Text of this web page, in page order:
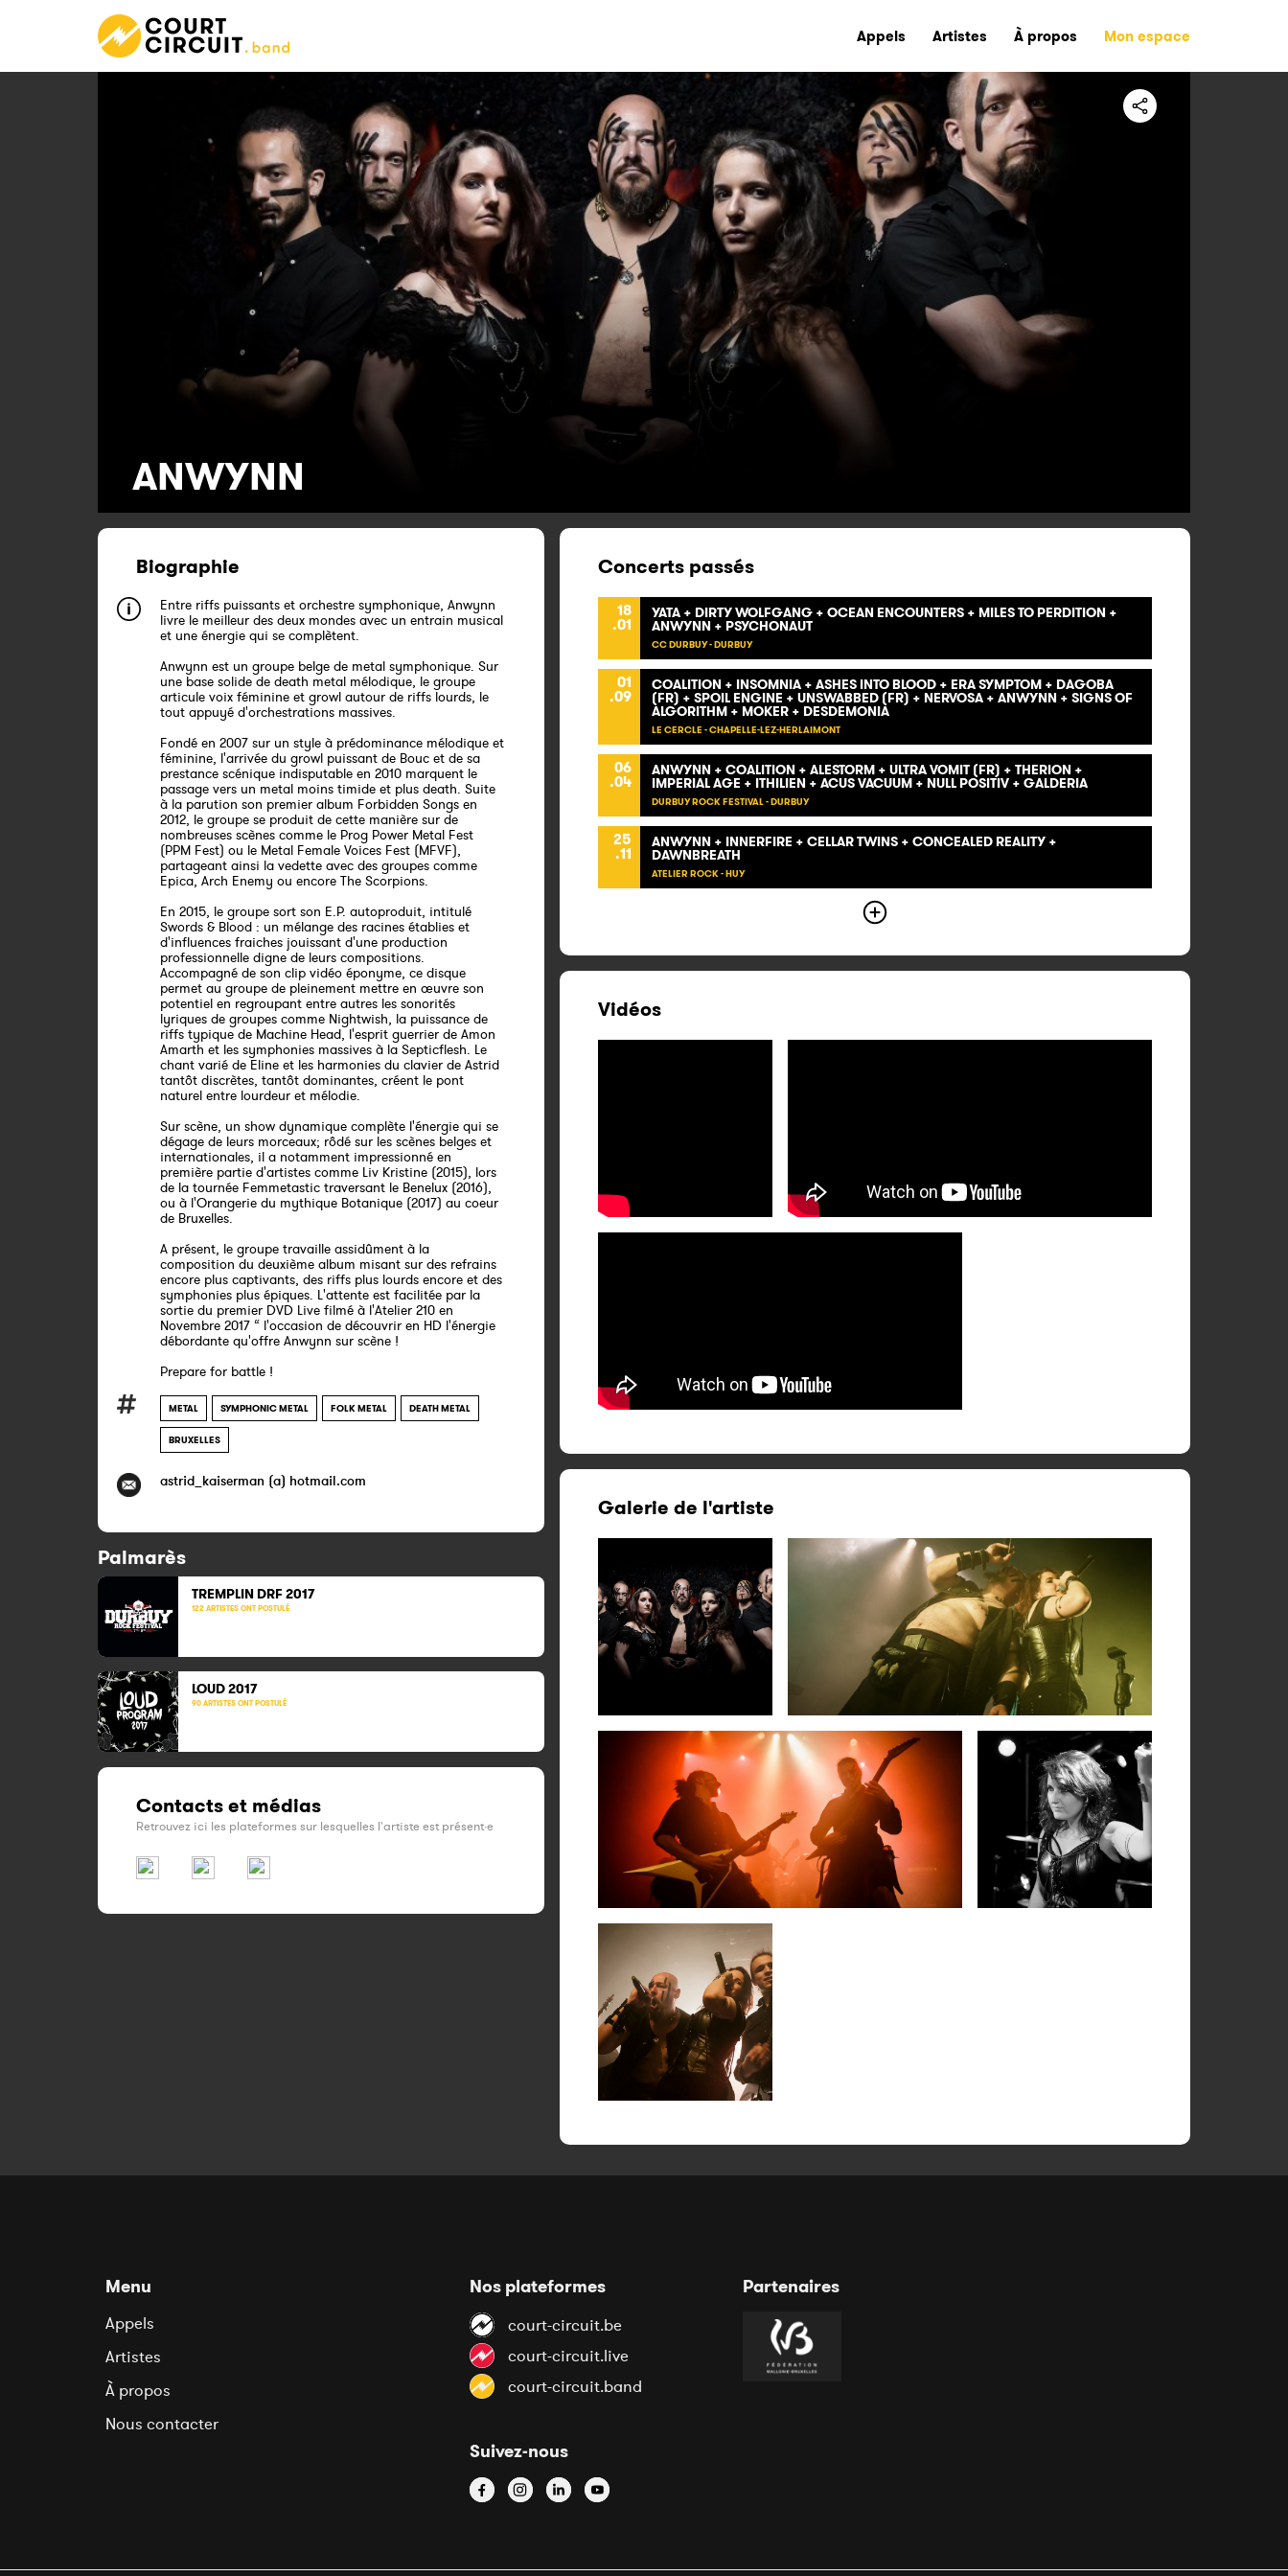
Appels Artistes À propos Mon espace
ANWYNN
Biographie
Entre riffs puissants et orchestre symphonique, Anwynn
livre le meilleur des deux mondes avec un entrain musical
et une énergie qui se complètent.
Anwynn est un groupe belge de metal symphonique. Sur
une base solide de death metal mélodique, le groupe
articule voix féminine et growl autour de riffs lourds, le
tout appuyé d'orchestrations massives.
Fondé en 2007 sur un style à prédominance mélodique et
féminine, l'arrivée du growl puissant de Bouc et de sa
prestance scénique indisputable en 2010 marquent le
passage vers un metal moins timide et plus death. Suite
à la parution son premier album Forbidden Songs en
2012, le groupe se produit de cette manière sur de
nombreuses scènes comme le Prog Power Metal Fest
(PPM Fest) ou le Metal Female Voices Fest (MFVF),
partageant ainsi la vedette avec des groupes comme
Epica, Arch Enemy ou encore The Scorpions.
En 2015, le groupe sort son E.P. autoproduit, intitulé
Swords & Blood : un mélange des racines établies et
d'influences fraiches jouissant d'une production
professionnelle digne de leurs compositions.
Accompagné de son clip vidéo éponyme, ce disque
permet au groupe de pleinement mettre en œuvre son
potentiel en regroupant entre autres les sonorités
lyriques de groupes comme Nightwish, la puissance de
riffs typique de Machine Head, l'esprit guerrier de Amon
Amarth et les symphonies massives à la Septicflesh. Le
chant varié de Eline et les harmonies du clavier de Astrid
tantôt discrètes, tantôt dominantes, créent le pont
naturel entre lourdeur et mélodie.
Sur scène, un show dynamique complète l'énergie qui se
dégage de leurs morceaux; rôdé sur les scènes belges et
internationales, il a notamment impressionné en
première partie d'artistes comme Liv Kristine (2015), lors
de la tournée Femmetastic traversant le Benelux (2016),
ou à l'Orangerie du mythique Botanique (2017) au coeur
de Bruxelles.
A présent, le groupe travaille assidûment à la
composition du deuxième album misant sur des refrains
encore plus captivants, des riffs plus lourds encore et des
symphonies plus épiques. L'attente est facilitée par la
sortie du premier DVD Live filmé à l'Atelier 210 en
Novembre 2017 “ l'occasion de découvrir en HD l'énergie
débordante qu'offre Anwynn sur scène !
Prepare for battle !
METAL SYMPHONIC METAL FOLK METAL DEATH METAL
BRUXELLES
astrid_kaiserman (a) hotmail.com
Palmarès
TREMPLIN DRF 2017
122 ARTISTES ONT POSTULÉ
LOUD2017
90 ARTISTES ONT POSTULÉ
Contacts et médias
Retrouvez ici les plateformes sur lesquelles l'artiste est présent·e
Concerts passés
18
.01
YATA + DIRTY WOLFGANG + OCEAN ENCOUNTERS + MILES TO PERDITION +
ANWYNN + PSYCHONAUT
CC DURBUY - DURBUY
01
.09
COALITION + INSOMNIA + ASHES INTO BLOOD + ERA SYMPTOM + DAGOBA
(FR) + SPOIL ENGINE + UNSWABBED (FR) + NERVOSA + ANWYNN + SIGNS OF
ALGORITHM + MOKER + DESDEMONIA
LE CERCLE - CHAPELLE-LEZ-HERLAIMONT
06
.04
ANWYNN + COALITION + ALESTORM + ULTRA VOMIT (FR) + THERION +
IMPERIAL AGE + ITHILIEN + ACUS VACUUM + NULL POSITIV + GALDERIA
DURBUY ROCK FESTIVAL - DURBUY
25
.11
ANWYNN + INNERFIRE + CELLAR TWINS + CONCEALED REALITY +
DAWNBREATH
ATELIER ROCK - HUY
Vidéos
Galerie de l'artiste
Menu
Appels
Artistes
À propos
Nous contacter
Nos plateformes
court-circuit.be
court-circuit.live
court-circuit.band
Suivez-nous
Partenaires